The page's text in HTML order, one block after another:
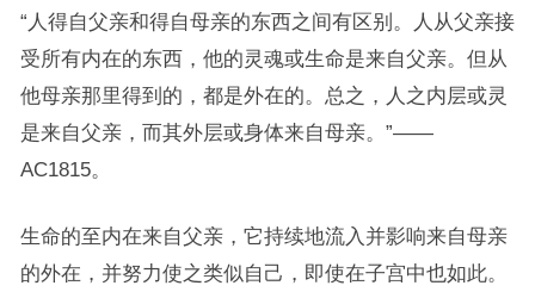
“人得自父亲和得自母亲的东西之间有区别。人从父亲接
受所有内在的东西，他的灵魂或生命是来自父亲。但从
他母亲那里得到的，都是外在的。总之，人之内层或灵
是来自父亲，而其外层或身体来自母亲。”——
AC1815。
生命的至内在来自父亲，它持续地流入并影响来自母亲
的外在，并努力使之类似自己，即使在子宫中也如此。